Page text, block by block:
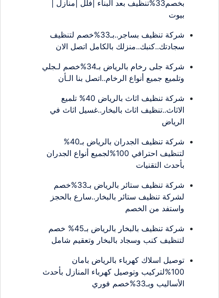
بخصم33%تنظيف بعد البناء |فلل |منازل |
بيوت
شركة تنظيف بساجر..بـ33%خصم لتنظيف
سجادتك..كنبك..منزلك بالكامل اتصل الان
شركة جلى رخام بالرياض بـ34%خصم لـجلي
وتلميع جميع أنواع الرخام..اتصل بنا الـأن
شركة تنظيف اثاث بالرياض 40% تلميع
الاثاث..تنظيف اثاث بالبخار..غسيل اثاث في
الرياض
شركة تنظيف الجدران بالرياض بـ40%
لتنظيف احترافي 100%لجميع أنواع الجدران
بأحدث التقنيات
شركة تنظيف ستائر بالرياض بـ33%خصم
لشركة تنظيف ستائر بالبخار..سارع بالحجز
واستفد من الخصم
شركة تنظيف بالبخار بالرياض بـ45% خصم
لتنظيف كنب وسجاد بالبخار وتعقيم شامل
توصيل اسلاك كهرباء بالرياض بامان
100%لتركيب وتوصيل كهرباء المنازل بأحدث
الأساليب وبـ33%خصم فوري